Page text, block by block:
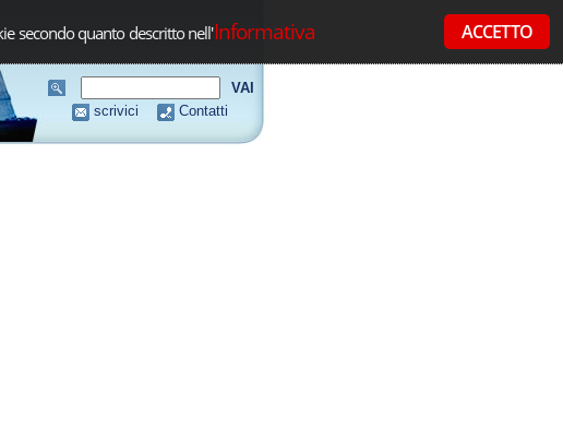
secondo quanto descritto nell'Informativa ACCETTO
scrivici Contatti